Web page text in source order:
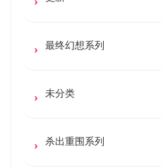
最终幻想系列
未分类
杀出重围系列